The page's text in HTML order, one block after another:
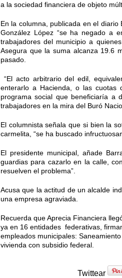
a la sociedad financiera de objeto
En la columna, publicada en el
González López “se ha negado a
trabajadores del municipio a
Asegura que la suma alcanza 19.6
pasado.
“El acto arbitrario del edil,
enterarlo a Hacienda, o las cuotas
programa social que beneficiaría a
trabajadores en la mira del Buró
El columnista señala que si bien la
carmelita, “se ha buscado
El presidente municipal, añade
guardias para cazarlo en la calle,
resuelven el problema”.
Acusa que la actitud de un alcalde
una empresa agraviada.
Recuerda que Aprecia Financiera
ya en 16 entidades federativas,
empleados municipales:
vivienda con subsidio federal.
Twittear